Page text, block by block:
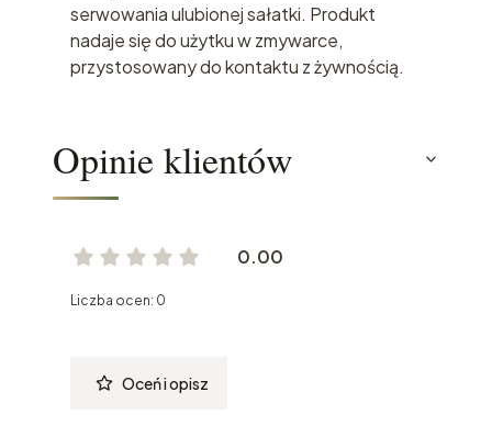
serwowania ulubionej sałatki. Produkt
nadaje się do użytku w zmywarce,
przystosowany do kontaktu z żywnością.
Opinie klientów
0.00
Liczba ocen: 0
Oceń i opisz